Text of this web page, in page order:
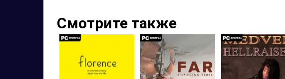
Смотрите также